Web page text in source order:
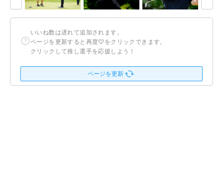
いいね数は遅れて追加されます。
ページを更新すると再度♡をクリックできます。
クリックして推し選手を応援しよう！
ページを更新